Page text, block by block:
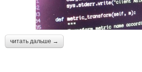
читать дальше →